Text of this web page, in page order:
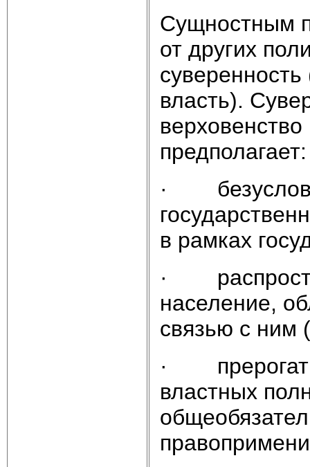
Сущностным
от других
власть).
предполагает:
·
в рамках
·
население,
связью с ним
·
властных